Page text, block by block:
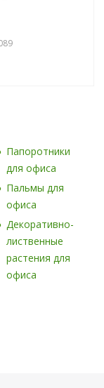
Папоротники
для офиса
Пальмы для
офиса
Декоративно-
лиственные
растения для
офиса